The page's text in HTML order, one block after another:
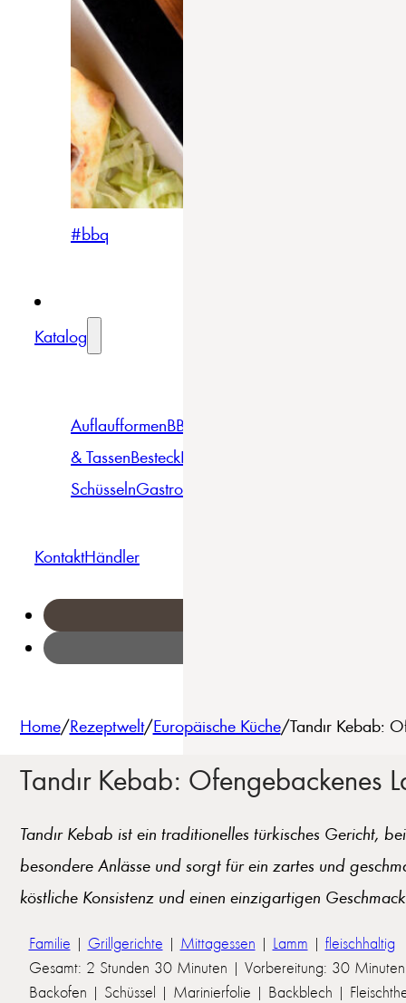
#bbq
Katalog
AuflaufformenBBQ
& TassenBesteckBowls &
SchüsselnGastro
KontaktHändler
Home/Rezeptwelt/Europäische Küche/Tandır Kebab:
Tandır Kebab: Ofengebackenes
Tandır Kebab ist ein traditionelles türkisches Gericht,
besondere Anlässe und sorgt für ein zartes und
köstliche Konsistenz und einen einzigartigen
Familie | Grillgerichte | Mittagessen | Lamm | fleischhaltig
Gesamt: 2 Stunden 30 Minuten | Vorbereitung: 30
Backofen | Schüssel | Marinierfolie | Backblech |